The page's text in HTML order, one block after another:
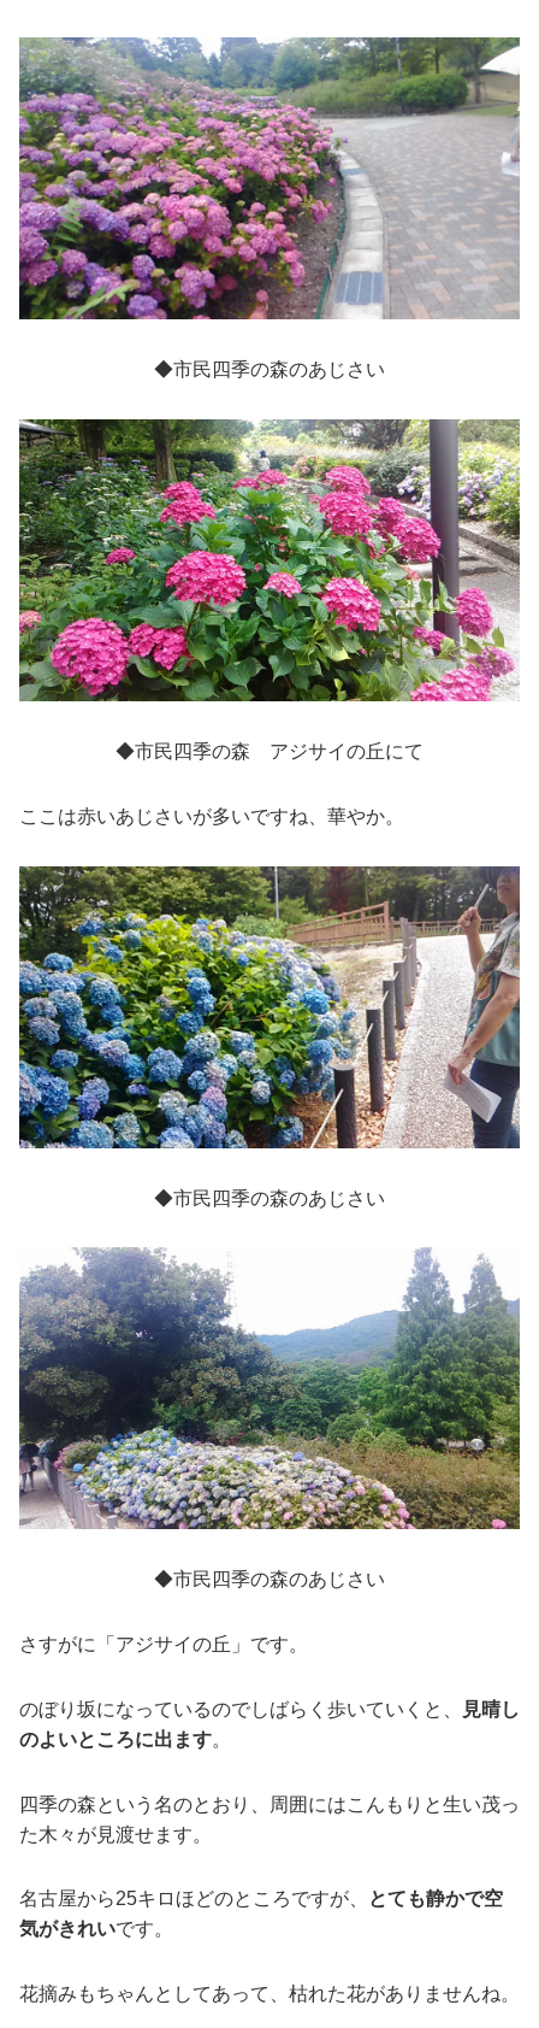
◆市民四季の森のあじさい
◆市民四季の森 アジサイの丘にて
ここは赤いあじさいが多いですね、華やか。
◆市民四季の森のあじさい
◆市民四季の森のあじさい
さすがに「アジサイの丘」です。
のぼり坂になっているのでしばらく歩いていくと、
見晴し
のよいところに出ます。
四季の森という名のとおり、周囲にはこんもりと生い茂っ
た木々が見渡せます。
名古屋から25キロほどのところですが、
とても静かで空
気がきれいです。
花摘みもちゃんとしてあって、枯れた花がありませんね。